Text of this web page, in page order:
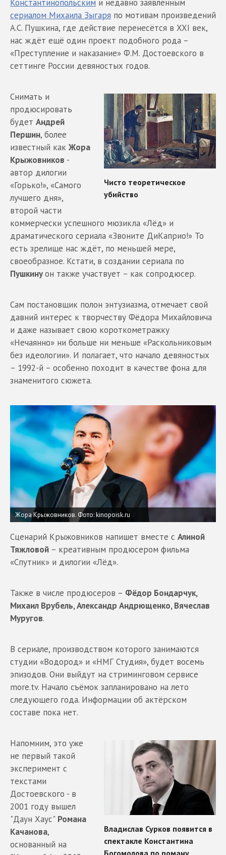
Константинопольским и недавно заявленным
сериалом Михаила Зыгаря по мотивам произведений
А.С. Пушкина, где действие перенесётся в XXI век,
нас ждёт ещё один проект подобного рода –
«Преступление и наказание» Ф.М. Достоевского в
сеттинге России девяностых годов.
Снимать и
продюсировать
будет Андрей
Першин, более
известный как Жора
Крыжовников -
автор дилогии
«Горько!», «Самого
лучшего дня»,
второй части
коммерчески успешного мюзикла «Лёд» и
драматического сериала «Звоните ДиКаприо!» То
есть зрелище нас ждёт, по меньшей мере,
своеобразное. Кстати, в создании сериала по
Пушкинуон также участвует – как сопродюсер.
Сам постановщик полон энтузиазма, отмечает свой
давний интерес к творчеству Фёдора Михайловича
и даже называет свою короткометражку
«Нечаянно» ни больше ни меньше «Раскольниковым
без идеологии». И полагает, что начало девяностых
– 1992-й – особенно походит в качестве фона для
знаменитого сюжета.
Жора Крыжовников. Фото: kinopoisk.ru
Сценарий Крыжовников напишет вместе с Алиной
Тяжловой – креативным продюсером фильма
«Спутник» и дилогии «Лёд».
Также в числе продюсеров – Фёдор Бондарчук,
Михаил Врубель, Александр Андрющенко, Вячеслав
Муругов.
В сериале, производством которого занимаются
студии «Водород» и «НМГ Студия», будет восемь
эпизодов. Они выйдут на стриминговом сервисе
more.tv. Начало съёмок запланировано на лето
следующего года. Информации об актёрском
составе пока нет.
Напомним, это уже
не первый такой
эксперимент с
текстами
Достоевского - в
2001 году вышел
"Даун Хаус" Романа
Качанова,
основанный на